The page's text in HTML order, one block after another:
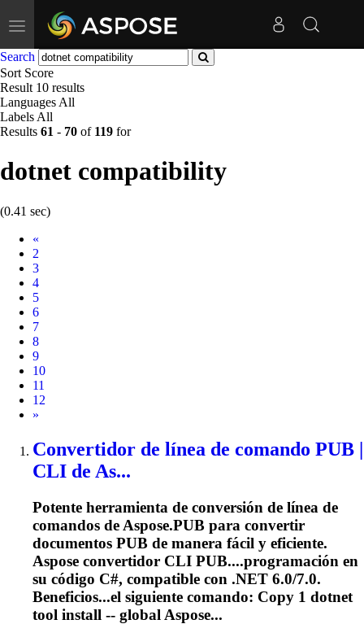
Toggle
navigation
Search
Sort Score
Result 10 results
Languages All
Labels All
Results 61 - 70 of 119 for
dotnet compatibility
(0.41 sec)
«
2
3
4
5
6
7
8
9
10
11
12
Next
»
Convertidor de línea de comando PUB |
CLI de As...
Potente herramienta de conversión de línea de
comandos de Aspose.PUB para convertir
documentos PUB de manera fácil y eficiente.
Aspose convertidor CLI PUB....programación en
su código C#, compatible con .NET 6.0/7.0.
Beneficios...el siguiente comando: Copy 1 dotnet
tool install -- global Aspose...